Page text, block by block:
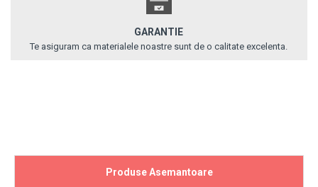
GARANTIE
Te asiguram ca materialele noastre sunt de o calitate excelenta.
Produse Asemantoare